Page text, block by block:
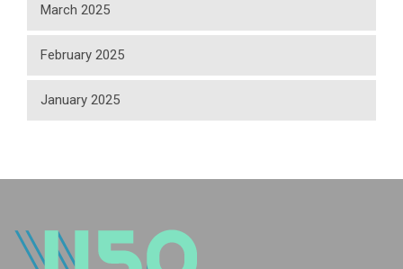
March 2025
February 2025
January 2025